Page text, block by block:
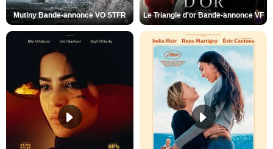
Mutiny Bande-annonce VO STFR Le Triangle d'or Bande-annonce VF